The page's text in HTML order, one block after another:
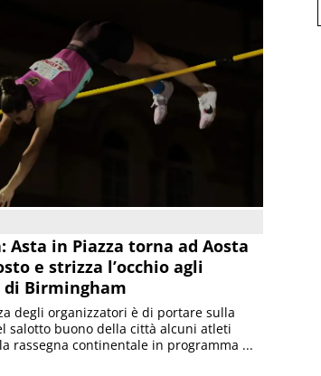
Asta in Piazza torna ad Aosta
e strizza l’occhio agli
di Birmingham
degli organizzatori è di portare sulla
salotto buono della città alcuni atleti
rassegna continentale in programma ...